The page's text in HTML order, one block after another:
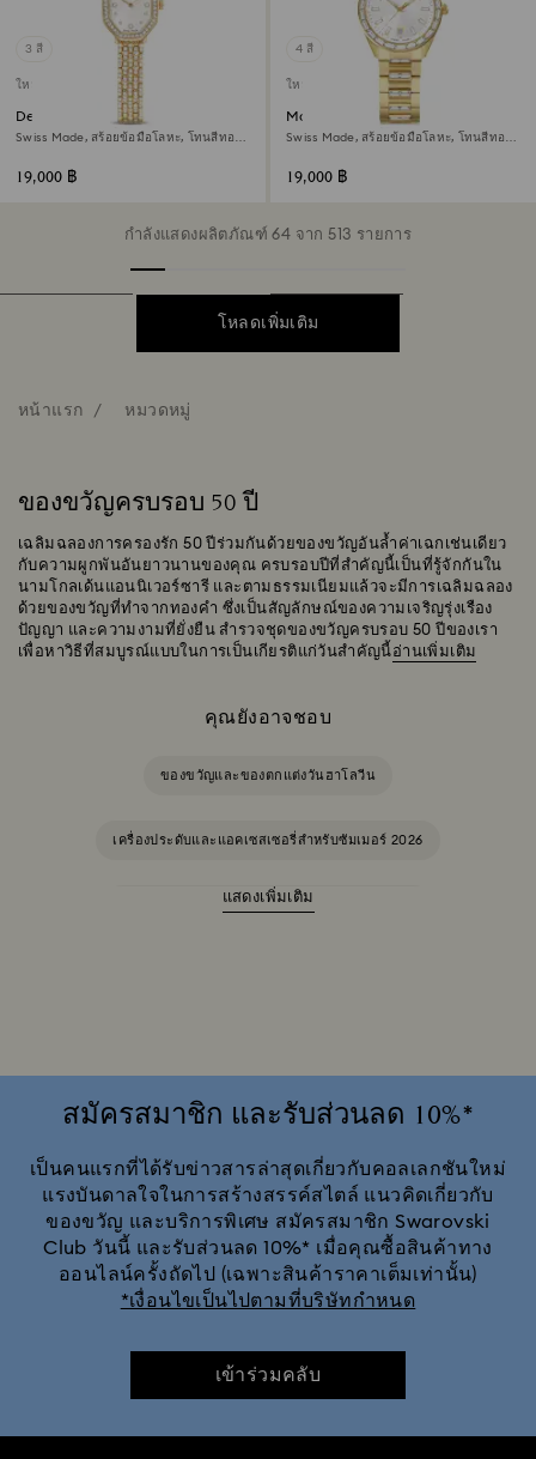
3 สี
ใหม่
Dextera octagon นาฬิกา
Swiss Made, สร้อยข้อมือโลหะ, โทนสีทอง,
19,000 ฿
4 สี
ใหม่
Matrix date นาฬิกา
Swiss Made, สร้อยข้อมือโลหะ, โทนสีทอง,
19,000 ฿
กำลังแสดงผลิตภัณฑ์ 64 จาก 513 รายการ
โหลดเพิ่มเติม
หน้าแรก หมวดหมู่
ของขวัญครบรอบ 50 ปี
เฉลิมฉลองการครองรัก 50 ปีร่วมกันด้วยของขวัญอันล้ำค่าเฉกเช่นเดียว
กับความผูกพันอันยาวนานของคุณ ครบรอบปีที่สำคัญนี้เป็นที่รู้จักกันใน
นามโกลเด้นแอนนิเวอร์ซารี และตามธรรมเนียมแล้วจะมีการเฉลิมฉลอง
ด้วยของขวัญที่ทำจากทองคำ ซึ่งเป็นสัญลักษณ์ของความเจริญรุ่งเรือง
ปัญญา และความงามที่ยั่งยืน สำรวจชุดของขวัญครบรอบ 50 ปีของเรา
เพื่อหาวิธีที่สมบูรณ์แบบในการเป็นเกียรติแก่วันสำคัญนี้อ่านเพิ่มเติม
คุณยังอาจชอบ
ของขวัญและของตกแต่งวันฮาโลวีน
เครื่องประดับและแอคเซสเซอรี่สำหรับซัมเมอร์ 2026
Ariana Grande x Swarovski คอลเลกชันแคปซูล
Minnie Mouse คอลเลกชันชิ้นงานตั้งโชว์และเครื่องประดับ
Sublima Collection Swarovski Classica
Symbolica Collection Una Angelic Collection
ของขวัญครบรอบแต่งงาน 20 ปี คอลเลกชัน Chroma
แสดงเพิ่มเติม
สมัครสมาชิก และรับส่วนลด 10%*
เป็นคนแรกที่ได้รับข่าวสารล่าสุดเกี่ยวกับคอลเลกชันใหม่
แรงบันดาลใจในการสร้างสรรค์สไตล์ แนวคิดเกี่ยวกับ
ของขวัญ และบริการพิเศษ สมัครสมาชิก Swarovski
Club วันนี้ และรับส่วนลด 10%* เมื่อคุณซื้อสินค้าทาง
ออนไลน์ครั้งถัดไป (เฉพาะสินค้าราคาเต็มเท่านั้น)
*เงื่อนไขเป็นไปตามที่บริษัทกำหนด
เข้าร่วมคลับ